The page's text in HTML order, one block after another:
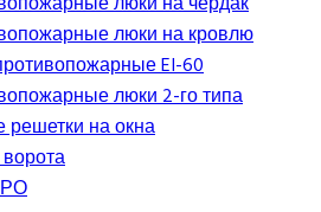
люки на кровлю
EI-60
люки 2-го типа
на окна